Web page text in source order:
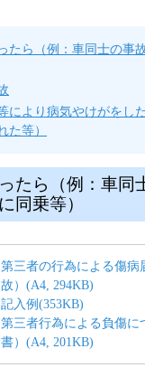
たら（例：車同士の事
により病気やけがをし
た等）
たら（例：車同
同乗等）
第三者の行為による傷病
故）(A4, 294KB)
記入例(353KB)
第三者行為による負傷に
書）(A4, 201KB)